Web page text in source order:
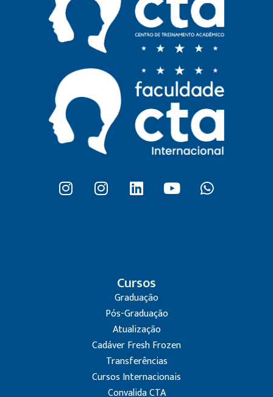
Cursos
Graduação
Pós-Graduação
Atualização
Cadáver Fresh Frozen
Transferências
Cursos Internacionais
Convalida CTA